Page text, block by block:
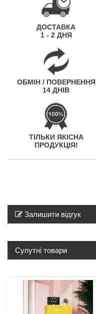
ДОСТАВКА
1 - 2 ДНЯ
ОБМІН / ПОВЕРНЕННЯ
14 ДНІВ
ТІЛЬКИ ЯКІСНА
ПРОДУКЦІЯ!
Залишити відгук
Супутні товари